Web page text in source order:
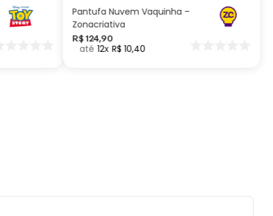
Pantufa Nuvem Vaquinha –
Zonacriativa
R$ 124,90
12 R$ 10,40